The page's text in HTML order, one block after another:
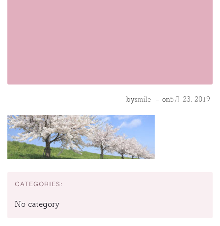
bysmile - on5月 23, 2019
CATEGORIES:
No category